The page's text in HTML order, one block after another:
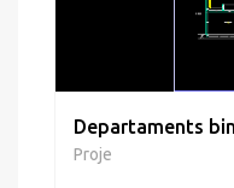
Departaments
Proje